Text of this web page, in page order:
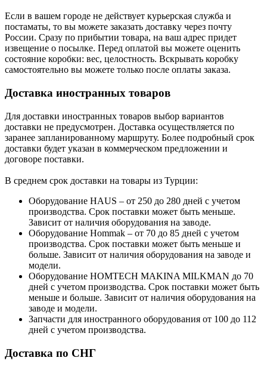
Если в вашем городе не действует курьерская служба и
постаматы, то вы можете заказать доставку через почту
России. Сразу по прибытии товара, на ваш адрес придет
извещение о посылке. Перед оплатой вы можете оценить
состояние коробки: вес, целостность. Вскрывать коробку
самостоятельно вы можете только после оплаты заказа.
Доставка иностранных товаров
Для доставки иностранных товаров выбор вариантов
доставки не предусмотрен. Доставка осуществляется по
заранее запланированному маршруту. Более подробный срок
доставки будет указан в коммерческом предложении и
договоре поставки.
В среднем срок доставки на товары из Турции:
Оборудование HAUS – от 250 до 280 дней с учетом
производства. Срок поставки может быть меньше.
Зависит от наличия оборудования на заводе.
Оборудование Hommak – от 70 до 85 дней с учетом
производства. Срок поставки может быть меньше и
больше. Зависит от наличия оборудования на заводе и
модели.
Оборудование HOMTECH MAKINA MILKMAN до 70
дней с учетом производства. Срок поставки может быть
меньше и больше. Зависит от наличия оборудования на
заводе и модели.
Запчасти для иностранного оборудования от 100 до 112
дней с учетом производства.
Доставка по СНГ